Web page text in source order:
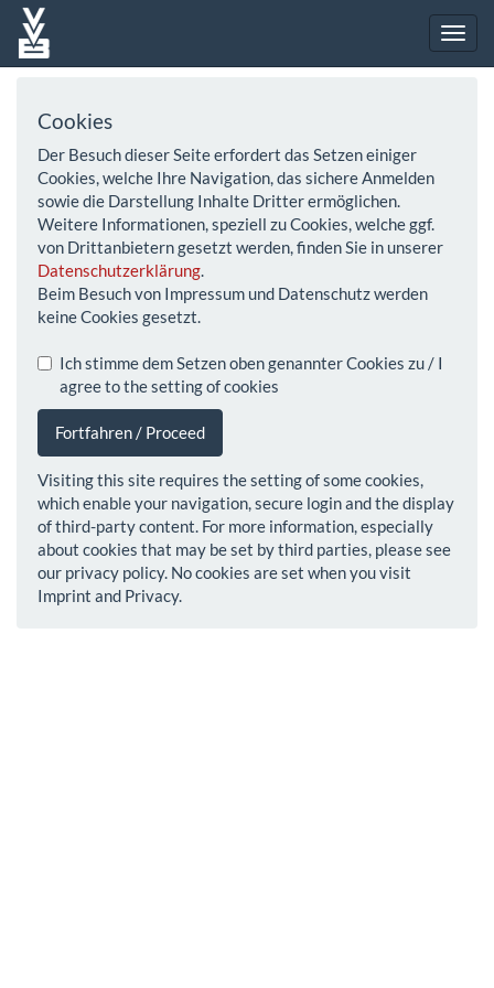
Cookies
Der Besuch dieser Seite erfordert das Setzen einiger
Cookies, welche Ihre Navigation, das sichere Anmelden
sowie die Darstellung Inhalte Dritter ermöglichen.
Weitere Informationen, speziell zu Cookies, welche ggf.
von Drittanbietern gesetzt werden, finden Sie in unserer
Datenschutzerklärung.
Beim Besuch von Impressum und Datenschutz werden
keine Cookies gesetzt.
Ich stimme dem Setzen oben genannter Cookies zu / I
agree to the setting of cookies
Fortfahren / Proceed
Visiting this site requires the setting of some cookies,
which enable your navigation, secure login and the display
of third-party content. For more information, especially
about cookies that may be set by third parties, please see
our privacy policy. No cookies are set when you visit
Imprint and Privacy.